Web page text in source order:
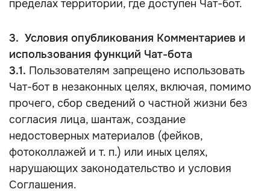
пределах территории, где доступен Чат-бот.
3. Условия опубликования Комментариев и
использования функций Чат-бота
3.1. Пользователям запрещено использовать
Чат-бот в незаконных целях, включая, помимо
прочего, сбор сведений о частной жизни без
согласия лица, шантаж, создание
недостоверных материалов (фейков,
фотоколлажей и т. п.) или иных целях,
нарушающих законодательство и условия
Соглашения.